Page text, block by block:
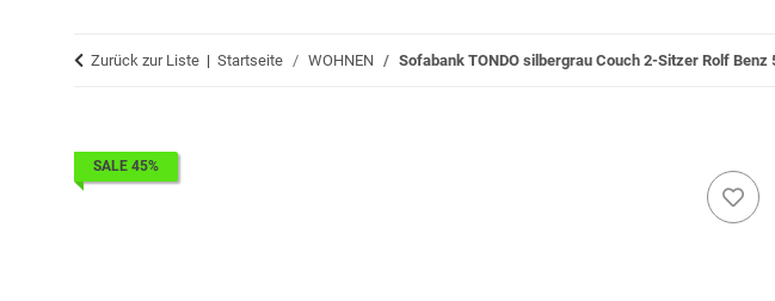
Zurück zur Liste Startseite WOHNEN Sofabank TONDO silbergrau Couch 2-Sitzer Rolf Benz
SALE 45%